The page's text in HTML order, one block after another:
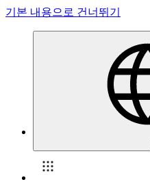
기본 내용으로 건너뛰기